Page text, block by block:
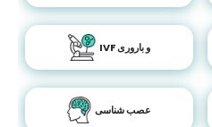
IVF و باروری
عصب شناسی